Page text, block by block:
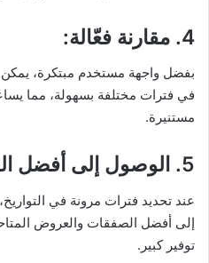
4. مقارنة فعّالة :
بفضل واجهة مستخدم مبتكرة، يمكن
في فترات مختلفة بسهولة، مما
مستنيرة.
5. الوصول إلى أفضل الصفقات
عند تحديد فترات مرونة في
إلى أفضل الصفقات والعروض
توفير كبير.